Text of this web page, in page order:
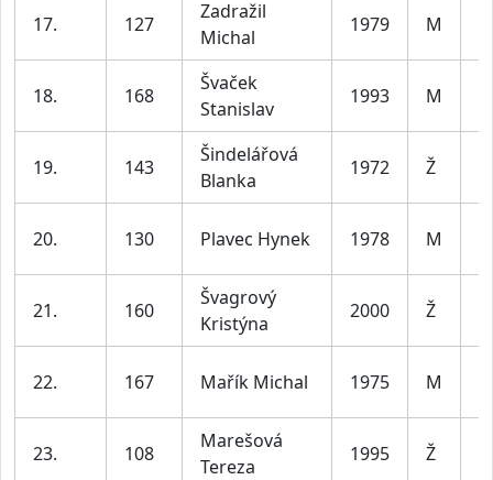
17. 127
Zadražil
Michal
1979 M
18. 168
Švaček
Stanislav
1993 M
19. 143
Šindelářová
Blanka
1972 Ž
20. 130 Plavec Hynek 1978 M
21. 160
Švagrový
Kristýna
2000 Ž
22. 167 Mařík Michal 1975 M
23. 108
Marešová
Tereza
1995 Ž